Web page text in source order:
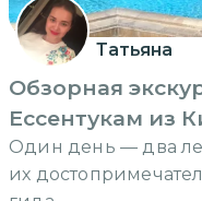
Татьяна
Обзорная
Ессентукам из
Один день — два
их